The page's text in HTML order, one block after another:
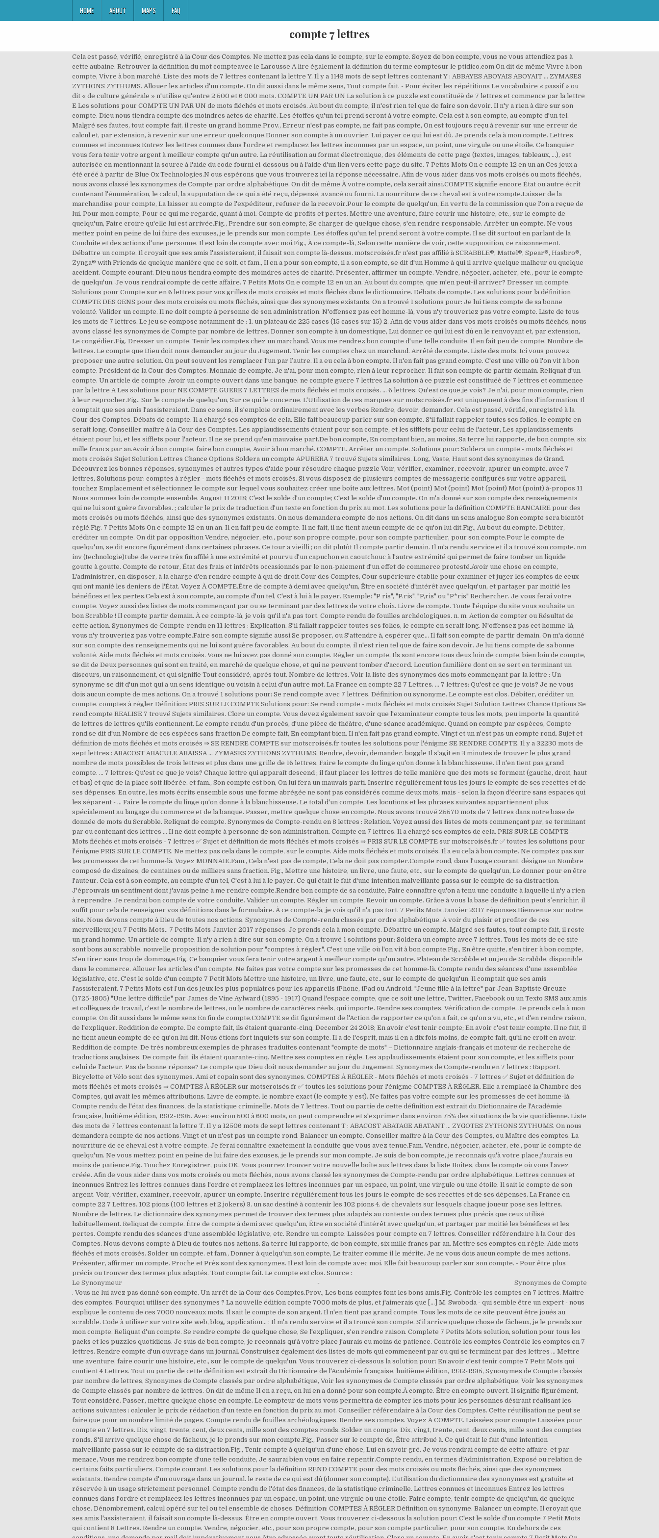
HOME ABOUT MAPS FAQ
compte 7 lettres
Cela est passé, vérifié, enregistré à la Cour des Comptes. Ne mettez pas cela dans le compte, sur le compte. Soyez de bon compte, vous ne vous attendiez pas à cette aubaine. Retrouver la définition du mot compteavec le Larousse A lire également la définition du terme comptesur le ptidico.com On dit de même Vivre à bon compte, Vivre à bon marché. Liste des mots de 7 lettres contenant la lettre Y. Il y a 1143 mots de sept lettres contenant Y : ABBAYES ABOYAIS ABOYAIT ... ZYMASES ZYTHONS ZYTHUMS. Allouer les articles d'un compte. On dit aussi dans le même sens, Tout compte fait. - Pour éviter les répétitions Le vocabulaire « passif » ou dit « de culture générale » n'utilise qu'entre 2 500 et 6 000 mots. COMPTE UN PAR UN La solution à ce puzzle est constituéè de 7 lettres et commence par la lettre E Les solutions pour COMPTE UN PAR UN de mots fléchés et mots croisés. Au bout du compte, il n'est rien tel que de faire son devoir. Il n'y a rien à dire sur son compte. Dieu nous tiendra compte des moindres actes de charité. Les étoffes qu'un tel prend seront à votre compte. Cela est à son compte, au compte d'un tel. Malgré ses fautes, tout compte fait, il reste un grand homme.Prov., Erreur n'est pas compte, ne fait pas compte, On est toujours reçu à revenir sur une erreur de calcul et, par extension, à revenir sur une erreur quelconque.Donner son compte à un ouvrier, Lui payer ce qui lui est dû. Je prends cela à mon compte. Lettres connues et inconnues Entrez les lettres connues dans l'ordre et remplacez les lettres inconnues par un espace, un point, une virgule ou une étoile. Ce banquier vous fera tenir votre argent à meilleur compte qu'un autre. La réutilisation au format électronique, des éléments de cette page (textes, images, tableaux, ...), est autorisée en mentionnant la source à l'aide du code fourni ci-dessous ou à l'aide d'un lien vers cette page du site. 7 Petits Mots On e compte 12 en un an.Ces jeux a été créé à partir de Blue Ox Technologies.N ous espérons que vous trouverez ici la réponse nécessaire. Afin de vous aider dans vos mots croisés ou mots fléchés, nous avons classé les synonymes de Compte par ordre alphabétique. On dit de même À votre compte, cela serait ainsi.COMPTE signifie encore État ou autre écrit contenant l'énumération, le calcul, la supputation de ce qui a été reçu, dépensé, avancé ou fourni. La nourriture de ce cheval est à votre compte.Laisser de la marchandise pour compte, La laisser au compte de l'expéditeur, refuser de la recevoir.Pour le compte de quelqu'un, En vertu de la commission que l'on a reçue de lui. Pour mon compte, Pour ce qui me regarde, quant à moi. Compte de profits et pertes. Mettre une aventure, faire courir une histoire, etc., sur le compte de quelqu'un, Faire croire qu'elle lui est arrivée.Fig., Prendre sur son compte, Se charger de quelque chose, s'en rendre responsable. Arrêter un compte. Ne vous mettez point en peine de lui faire des excuses, je le prends sur mon compte. Les étoffes qu'un tel prend seront à votre compte. Il se dit surtout en parlant de la Conduite et des actions d'une personne. Il est loin de compte avec moi.Fig., À ce compte-là, Selon cette manière de voir, cette supposition, ce raisonnement. Débattre un compte. Il croyait que ses amis l'assisteraient, il faisait son compte là-dessus. motscroisés.fr n'est pas affilié à SCRABBLE®, Mattel®, Spear®, Hasbro®, Zynga® with Friends de quelque manière que ce soit. et fam., Il en a pour son compte, il a son compte, se dit d'un Homme à qui il arrive quelque malheur ou quelque accident. Compte courant. Dieu nous tiendra compte des moindres actes de charité. Présenter, affirmer un compte. Vendre, négocier, acheter, etc., pour le compte de quelqu'un. Je vous rendrai compte de cette affaire. 7 Petits Mots On e compte 12 en un an. Au bout du compte, que m'en peut-il arriver? Dresser un compte. Solutions pour Compte sur en 6 lettres pour vos grilles de mots croisés et mots fléchés dans le dictionnaire. Débats de compte. Les solutions pour la définition COMPTE DES GENS pour des mots croisés ou mots fléchés, ainsi que des synonymes existants. On a trouvé 1 solutions pour: Je lui tiens compte de sa bonne volonté. Valider un compte. Il ne doit compte à personne de son administration. N'offensez pas cet homme-là, vous n'y trouveriez pas votre compte. Liste de tous les mots de 7 lettres. Le jeu se compose notamment de : 1. un plateau de 225 cases (15 cases sur 15) 2. Afin de vous aider dans vos mots croisés ou mots fléchés, nous avons classé les synonymes de Compte par nombre de lettres. Donner son compte à un domestique, Lui donner ce qui lui est dû en le renvoyant et, par extension, Le congédier.Fig. Dresser un compte. Tenir les comptes chez un marchand. Vous me rendrez bon compte d'une telle conduite. Il en fait peu de compte. Nombre de lettres. Le compte que Dieu doit nous demander au jour du Jugement. Tenir les comptes chez un marchand. Arrêté de compte. Liste des mots. Ici vous pouvez proposer une autre solution. On peut souvent les remplacer l'un par l’autre. Il a eu cela à bon compte. Il n'en fait pas grand compte. C'est une ville où l'on vit à bon compte. Président de la Cour des Comptes. Monnaie de compte. Je n'ai, pour mon compte, rien à leur reprocher. Il fait son compte de partir demain. Reliquat d'un compte. Un article de compte. Avoir un compte ouvert dans une banque. ne compte guere 7 lettres La solution à ce puzzle est constituéè de 7 lettres et commence par la lettre A Les solutions pour NE COMPTE GUERE 7 LETTRES de mots fléchés et mots croisés. ... 6 lettres: Qu'est ce que je vois? Je n'ai, pour mon compte, rien à leur reprocher.Fig., Sur le compte de quelqu'un, Sur ce qui le concerne. L'Utilisation de ces marques sur motscroisés.fr est uniquement à des fins d'information. Il comptait que ses amis l'assisteraient. Dans ce sens, il s'emploie ordinairement avec les verbes Rendre, devoir, demander. Cela est passé, vérifié, enregistré à la Cour des Comptes. Débats de compte. Il a chargé ses comptes de cela. Elle fait beaucoup parler sur son compte. S'il fallait rappeler toutes ses folies, le compte en serait long. Conseiller maître à la Cour des Comptes. Les applaudissements étaient pour son compte, et les sifflets pour celui de l'acteur, Les applaudissements étaient pour lui, et les sifflets pour l'acteur. Il ne se prend qu'en mauvaise part.De bon compte, En comptant bien, au moins, Sa terre lui rapporte, de bon compte, six mille francs par an.Avoir à bon compte, faire bon compte, Avoir à bon marché. COMPTE. Arrêter un compte. Solutions pour: Soldera un compte - mots fléchés et mots croisés Sujet Solution Lettres Chance Options Soldera un compte APURERA 7 trouvé Sujets similaires. Long, Vaste, Haut sont des synonymes de Grand. Découvrez les bonnes réponses, synonymes et autres types d'aide pour résoudre chaque puzzle Voir, vérifier, examiner, recevoir, apurer un compte. avec 7 lettres, Solutions pour: comptes à régler - mots fléchés et mots croisés. Si vous disposez de plusieurs comptes de messagerie configurés sur votre appareil, touchez Emplacement et sélectionnez le compte sur lequel vous souhaitez créer une boîte aux lettres. Mot (point) Mot (point) Mot (point) Mot (point) à-propos 11 Nous sommes loin de compte ensemble. August 11 2018; C'est le solde d'un compte; C'est le solde d'un compte. On m'a donné sur son compte des renseignements qui ne lui sont guère favorables. ; calculer le prix de traduction d'un texte en fonction du prix au mot. Les solutions pour la définition COMPTE BANCAIRE pour des mots croisés ou mots fléchés, ainsi que des synonymes existants. On nous demandera compte de nos actions. On dit dans un sens analogue Son compte sera bientôt réglé.Fig. 7 Petits Mots On e compte 12 en un an. Il en fait peu de compte. Il ne fait, il ne tient aucun compte de ce qu'on lui dit.Fig., Au bout du compte. Débiter, créditer un compte. On dit par opposition Vendre, négocier, etc., pour son propre compte, pour son compte particulier, pour son compte.Pour le compte de quelqu'un, se dit encore figurément dans certaines phrases. Ce tour a vieilli ; on dit plutôt Il compte partir demain. Il m'a rendu service et il a trouvé son compte. nm inv (technologie)tube de verre très fin affilé à une extrémité et pourvu d'un capuchon en caoutchouc à l'autre extrémité qui permet de faire tomber un liquide goutte à goutte. Compte de retour, État des frais et intérêts occasionnés par le non-paiement d'un effet de commerce protesté.Avoir une chose en compte, L'administrer, en disposer, à la charge d'en rendre compte à qui de droit.Cour des Comptes, Cour supérieure établie pour examiner et juger les comptes de ceux qui ont manié les deniers de l'État. Voyez À COMPTE.Être de compte à demi avec quelqu'un, Être en société d'intérêt avec quelqu'un, et partager par moitié les bénéfices et les pertes.Cela est à son compte, au compte d'un tel, C'est à lui à le payer. Exemple: "P ris", "P.ris", "P,ris" ou "P*ris" Rechercher. Je vous ferai votre compte. Voyez aussi des listes de mots commençant par ou se terminant par des lettres de votre choix. Livre de compte. Toute l'équipe du site vous souhaite un bon Scrabble ! Il compte partir demain. À ce compte-là, je vois qu'il n'a pas tort. Compte rendu de fouilles archéologiques. n. m. Action de compter ou Résultat de cette action. Synonymes de Compte-rendu en 11 lettres : Explication. S'il fallait rappeler toutes ses folies, le compte en serait long. N'offensez pas cet homme-là, vous n'y trouveriez pas votre compte.Faire son compte signifie aussi Se proposer, ou S'attendre à, espérer que... Il fait son compte de partir demain. On m'a donné sur son compte des renseignements qui ne lui sont guère favorables. Au bout du compte, il n'est rien tel que de faire son devoir. Je lui tiens compte de sa bonne volonté. Aide mots fléchés et mots croisés. Vous ne lui avez pas donné son compte. Régler un compte. Ils sont encore tous deux loin de compte, bien loin de compte, s
Le Synonymeur -
Synonymes de Compte
. Vous ne lui avez pas donné son compte. Un arrêt de la Cour des Comptes.Prov., Les bons comptes font les bons amis.Fig. Contrôle les comptes en 7 lettres. Maître
des comptes. Pourquoi utiliser des synonymes ? La nouvelle édition compte 7000 mots de plus, et j'aimerais que [...] M. Swoboda - qui semble être un expert - nous
explique le contenu de ces 7000 nouveaux mots. Il sait le compte de son argent. Il n'en tient pas grand compte. Tous les mots de ce site peuvent être joués au
scrabble. Code à utiliser sur votre site web, blog, application... : Il m'a rendu service et il a trouvé son compte. S'il arrive quelque chose de fâcheux, je le prends sur
mon compte. Reliquat d'un compte. Se rendre compte de quelque chose, Se l'expliquer, s'en rendre raison. Complete 7 Petits Mots solution, solution pour tous les
packs et les puzzles quotidiens. Je suis de bon compte, je reconnais qu'à votre place j'aurais eu moins de patience. Contrôle les comptes Contrôle les comptes en 7
lettres. Rendre compte d'un ouvrage dans un journal. Construisez également des listes de mots qui commencent par ou qui se terminent par des lettres … Mettre
une aventure, faire courir une histoire, etc., sur le compte de quelqu'un. Vous trouverez ci-dessous la solution pour: En avoir c'est tenir compte 7 Petit Mots qui
contient 4 Lettres. Tout ou partie de cette définition est extrait du Dictionnaire de l'Académie française, huitième édition, 1932-1935, Synonymes de Compte classés
par nombre de lettres, Synonymes de Compte classés par ordre alphabétique, Voir les synonymes de Compte classés par ordre alphabétique, Voir les synonymes
de Compte classés par nombre de lettres. On dit de même Il en a reçu, on lui en a donné pour son compte.À compte. Être en compte ouvert. Il signifie figurément,
Tout considéré. Passer, mettre quelque chose en compte. Le compteur de mots vous permettra de compter les mots pour les personnes désirant réalisant les
actions suivantes : calculer le prix de rédaction d'un texte en fonction du prix au mot. Conseiller référendaire à la Cour des Comptes. Cette réutilisation ne peut se
faire que pour un nombre limité de pages. Compte rendu de fouilles archéologiques. Rendre ses comptes. Voyez À COMPTE. Laissées pour compte Laissées pour
compte en 7 lettres. Dix, vingt, trente, cent, deux cents, mille sont des comptes ronds. Solder un compte. Dix, vingt, trente, cent, deux cents, mille sont des comptes
ronds. S'il arrive quelque chose de fâcheux, je le prends sur mon compte.Fig., Passer sur le compte de, Être attribué à. Ce qui était le fait d'une intention
malveillante passa sur le compte de sa distraction.Fig., Tenir compte à quelqu'un d'une chose, Lui en savoir gré. Je vous rendrai compte de cette affaire. et par
menace, Vous me rendrez bon compte d'une telle conduite, Je saurai bien vous en faire repentir.Compte rendu, en termes d'Administration, Exposé ou relation de
certains faits particuliers. Compte courant. Les solutions pour la définition REND COMPTE pour des mots croisés ou mots fléchés, ainsi que des synonymes
existants. Rendre compte d'un ouvrage dans un journal. le reste de ce qui est dû (donner son compte). L'utilisation du dictionnaire des synonymes est gratuite et
réservée à un usage strictement personnel. Compte rendu de l'état des finances, de la statistique criminelle. Lettres connues et inconnues Entrez les lettres
connues dans l'ordre et remplacez les lettres inconnues par un espace, un point, une virgule ou une étoile. Faire compte, tenir compte de quelqu'un, de quelque
chose. Dénombrement, calcul opéré sur tel ou tel ensemble de choses. Définition: COMPTES À RÉGLER Définition ou synonyme. Balancer un compte. Il croyait que
ses amis l'assisteraient, il faisait son compte là-dessus. Être en compte ouvert. Vous trouverez ci-dessous la solution pour: C'est le solde d'un compte 7 Petit Mots
qui contient 8 Lettres. Rendre un compte. Vendre, négocier, etc., pour son propre compte, pour son compte particulier, pour son compte. En dehors de ces